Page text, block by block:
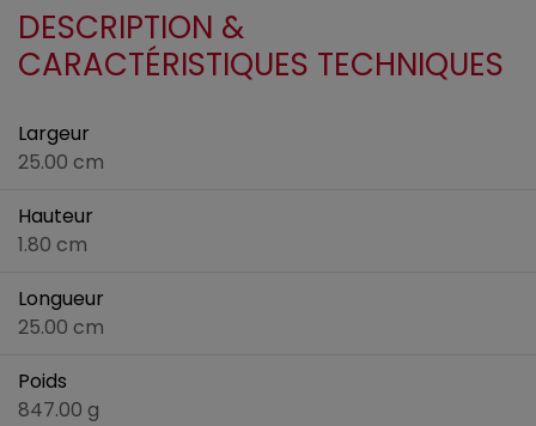
DESCRIPTION &
CARACTÉRISTIQUES TECHNIQUES
Largeur
25.00 cm
Hauteur
1.80 cm
Longueur
25.00 cm
Poids
847.00 g